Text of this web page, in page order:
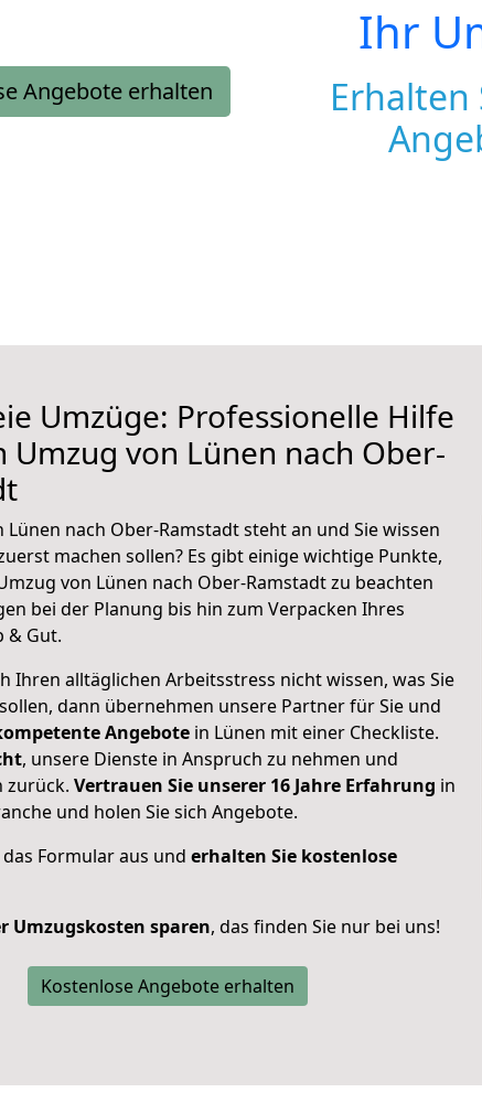
Angebote erhalten
Ihr
Erhalten
Umzüge: Professionelle Hilfe
von Lünen nach Ober-
nach Ober-Ramstadt steht an und Sie wissen
machen sollen? Es gibt einige wichtige Punkte,
von Lünen nach Ober-Ramstadt zu beachten
bei der Planung bis hin zum Verpacken Ihres
& Gut.
Ihren alltäglichen Arbeitsstress nicht wissen, was Sie
dann übernehmen unsere Partner für Sie und
Angebote in Lünen mit einer Checkliste.
, unsere Dienste in Anspruch zu nehmen und
zurück. Vertrauen Sie unserer 16 Jahre Erfahrung in
und holen Sie sich Angebote.
Formular aus und erhalten Sie kostenlose
Umzugskosten sparen, das finden Sie nur bei uns!
Kostenlose Angebote erhalten